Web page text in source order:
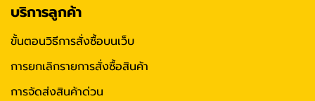
บริการลูกค้า
ขั้นตอนวิธีการสั่งซื้อบนเว็บ
การยกเลิกรายการสั่งซื้อสินค้า
การจัดส่งสินค้าด่วน